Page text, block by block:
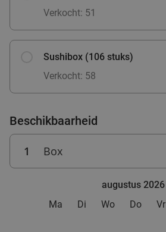
Verkocht: 51
Sushibox (106 stuks)
Verkocht: 58
Beschikbaarheid
1 Box
augustus 2026
Ma
Di Wo Do Vr